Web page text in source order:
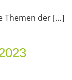
Themen der […]